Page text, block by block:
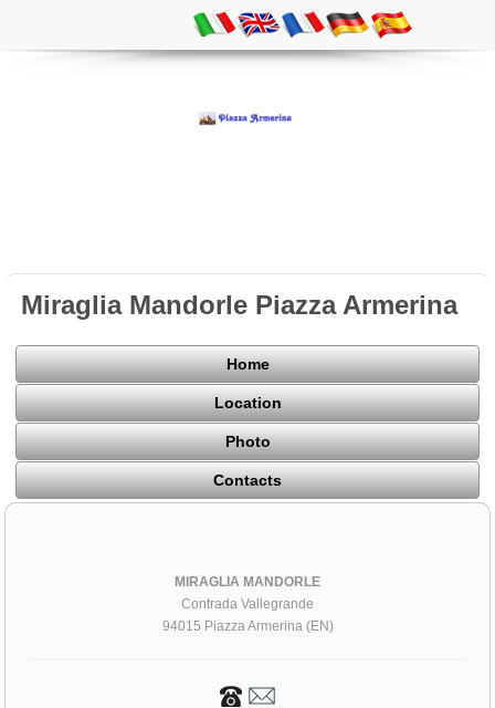
Miraglia Mandorle Piazza Armerina
Home
Location
Photo
Contacts
MIRAGLIA MANDORLE
Contrada Vallegrande
94015 Piazza Armerina (EN)